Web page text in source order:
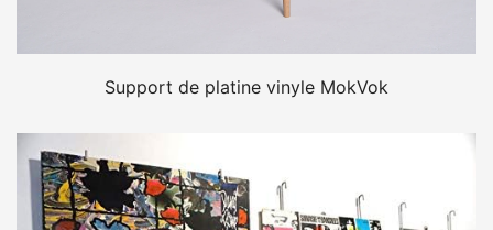
Support de platine vinyle MokVok